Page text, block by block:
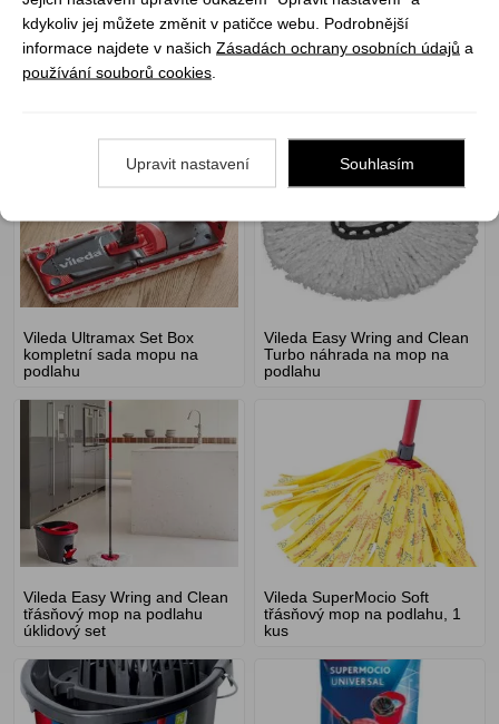
Vileda Turbo mop na podlahu
Vileda Ultramax Set Box
kompletní sada mopu na
podlahu
Vileda Easy Wring and Clean
Turbo náhrada na mop na
podlahu
Vileda Easy Wring and Clean
třásňový mop na podlahu
úklidový set
Vileda SuperMocio Soft
třásňový mop na podlahu, 1
kus
kdykoliv jej můžete změnit v patičce webu. Podrobnější
informace najdete v našich Zásadách ochrany osobních údajů a
používání souborů cookies
Upravit nastavení Souhlasím